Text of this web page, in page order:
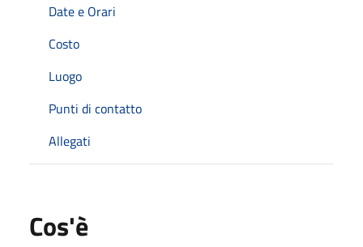
Date e Orari
Costo
Luogo
Punti di contatto
Allegati
Cos'è